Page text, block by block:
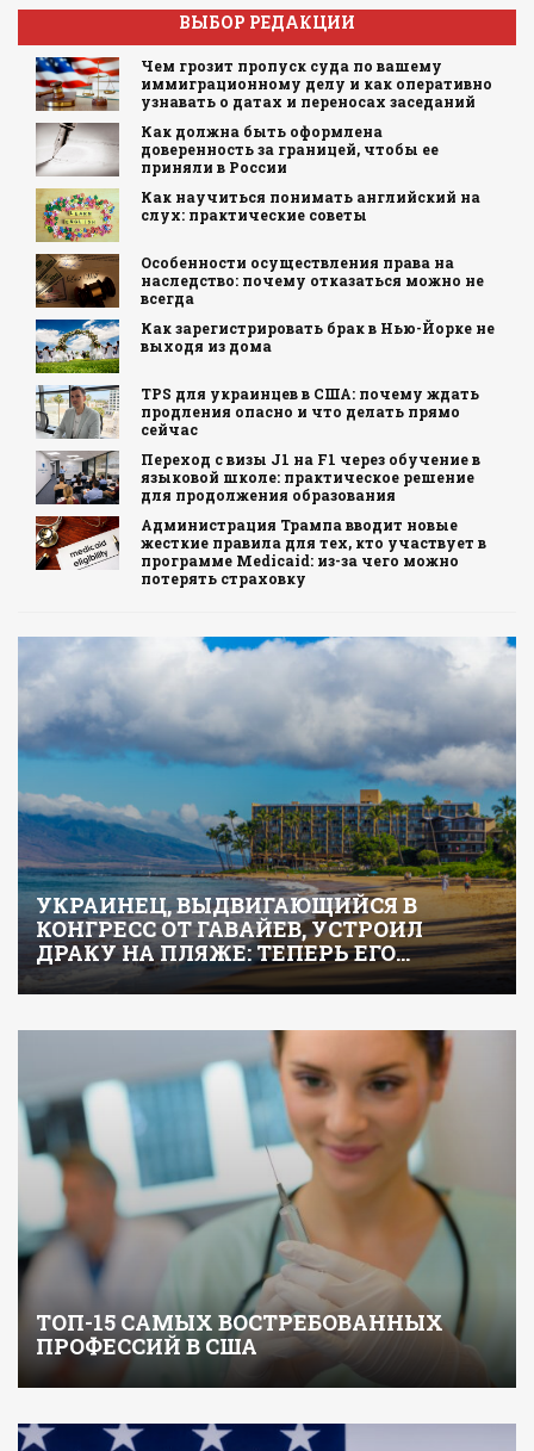
ВЫБОР РЕДАКЦИИ
Чем грозит пропуск суда по вашему
иммиграционному делу и как оперативно
узнавать о датах и переносах заседаний
Как должна быть оформлена
доверенность за границей, чтобы ее
приняли в России
Как научиться понимать английский на
слух: практические советы
Особенности осуществления права на
наследство: почему отказаться можно не
всегда
Как зарегистрировать брак в Нью-Йорке не
выходя из дома
TPS для украинцев в США: почему ждать
продления опасно и что делать прямо
сейчас
Переход с визы J1 на F1 через обучение в
языковой школе: практическое решение
для продолжения образования
Администрация Трампа вводит новые
жесткие правила для тех, кто участвует в
программе Medicaid: из-за чего можно
потерять страховку
УКРАИНЕЦ, ВЫДВИГАЮЩИЙСЯ В
КОНГРЕСС ОТ ГАВАЙЕВ, УСТРОИЛ
ДРАКУ НА ПЛЯЖЕ: ТЕПЕРЬ ЕГО…
ТОП-15 САМЫХ ВОСТРЕБОВАННЫХ
ПРОФЕССИЙ В США